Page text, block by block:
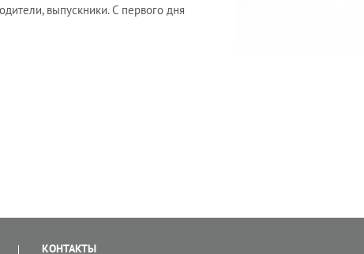
выпускники. С первого дня
КОНТАКТЫ